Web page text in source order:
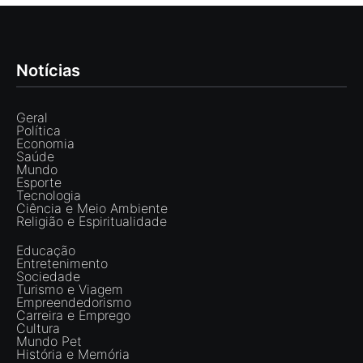
Notícias
Geral
Política
Economia
Saúde
Mundo
Esporte
Tecnologia
Ciência e Meio Ambiente
Religião e Espiritualidade
Educação
Entretenimento
Sociedade
Turismo e Viagem
Empreendedorismo
Carreira e Emprego
Cultura
Mundo Pet
História e Memória